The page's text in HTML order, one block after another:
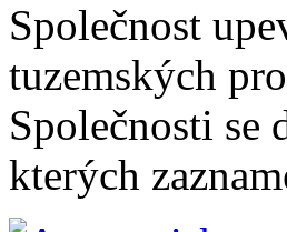
Společnost
tuzemských
Společnosti se
kterých